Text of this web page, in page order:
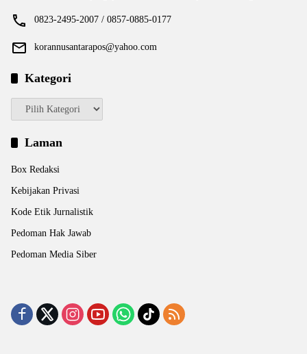
0823-2495-2007 / 0857-0885-0177
korannusantarapos@yahoo.com
Kategori
Kategori
Laman
Box Redaksi
Kebijakan Privasi
Kode Etik Jurnalistik
Pedoman Hak Jawab
Pedoman Media Siber